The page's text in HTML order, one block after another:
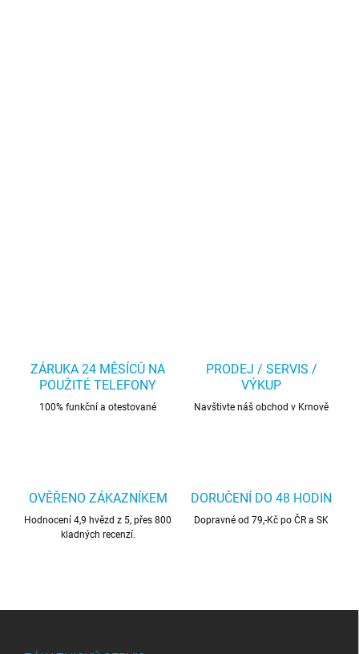
ZÁRUKA 24 MĚSÍCŮ NA
POUŽITÉ TELEFONY
100% funkční a otestované
PRODEJ / SERVIS /
VÝKUP
Navštivte náš obchod v Krnově
OVĚŘENO ZÁKAZNÍKEM
Hodnocení 4,9 hvězd z 5, přes 800
kladných recenzí.
DORUČENÍ DO 48 HODIN
Dopravné od 79,-Kč po ČR a SK